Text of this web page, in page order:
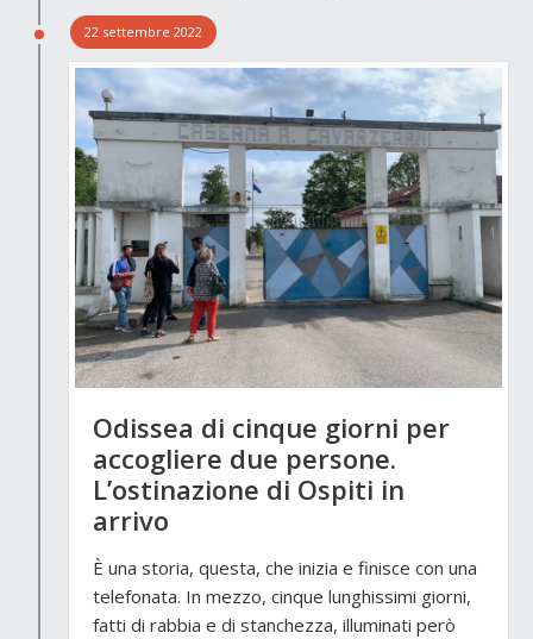
22 settembre 2022
Odissea di cinque giorni per
accogliere due persone.
L’ostinazione di Ospiti in
arrivo
È una storia, questa, che inizia e finisce con una
telefonata. In mezzo, cinque lunghissimi giorni,
fatti di rabbia e di stanchezza, illuminati però